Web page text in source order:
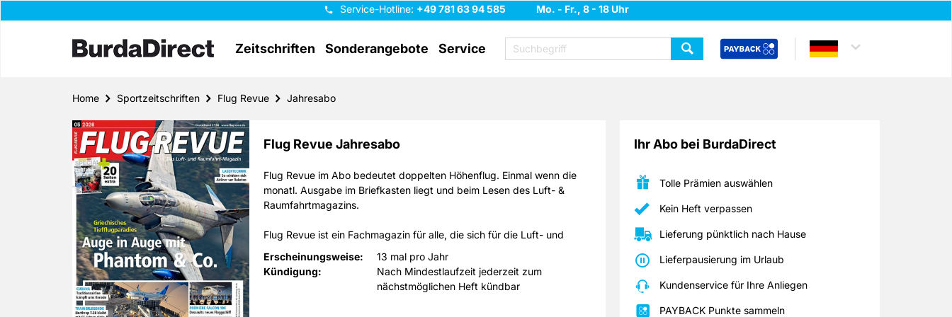
Service-Hotline: +49 781 63 94 585 Mo. - Fr., 8 - 18 Uhr
Zeitschriften Sonderangebote Service
Home Sportzeitschriften Flug Revue Jahresabo
Flug Revue Jahresabo
Flug Revue im Abo bedeutet doppelten Höhenflug. Einmal wenn die
monatl. Ausgabe im Briefkasten liegt und beim Lesen des Luft- &
Raumfahrtmagazins.
Flug Revue ist ein Fachmagazin für alle, die sich für die Luft- und
Flugzeuge, Fluggesellschaften und verschiedene internationale
Flughäfen werden auch aktuelle Themen aus den Bereichen Wirtschaft
und Industrie behandelt. Mit Flug Revue im Abonnement bekommen
Erscheinungsweise:
13 mal pro Jahr
Kündigung:
Nach Mindestlaufzeit jederzeit zum
nächstmöglichen Heft kündbar
Ihr Abo bei BurdaDirect
Tolle Prämien auswählen
Kein Heft verpassen
Lieferung pünktlich nach Hause
Lieferpausierung im Urlaub
Kundenservice für Ihre Anliegen
PAYBACK Punkte sammeln